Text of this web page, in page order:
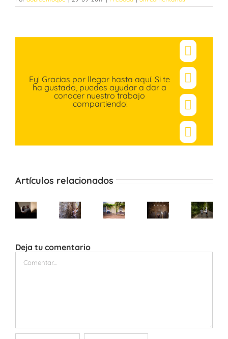
Ey! Gracias por llegar hasta aquí. Si te
ha gustado, puedes ayudar a dar a
conocer nuestro trabajo
¡compartiendo!
X
Correo
Artículos relacionados
Preboda
el
Albaicín
(Granada)
Cristina&Nacho
Granada:
Cristina
y
la
preboda
Preboda
Albaicín:
Noelia&Javi
Granada
–
Deja tu comentario
Comentar